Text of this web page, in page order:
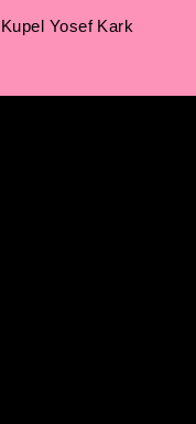
Kupel Yosef Kark